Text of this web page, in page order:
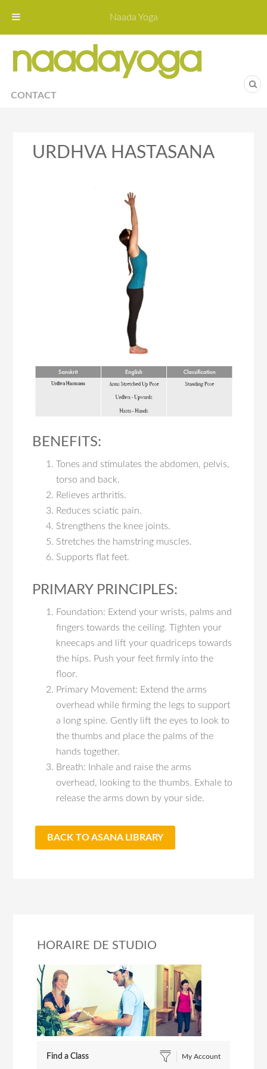
CONTACT
URDHVA HASTASANA
BENEFITS:
Tones and stimulates the abdomen, pelvis,
torso and back.
Relieves arthritis.
Reduces sciatic pain.
Strengthens the knee joints.
Stretches the hamstring muscles.
Supports flat feet.
PRIMARY PRINCIPLES:
Foundation: Extend your wrists, palms and
fingers towards the ceiling. Tighten your
kneecaps and lift your quadriceps towards
the hips. Push your feet firmly into the
floor.
Primary Movement: Extend the arms
overhead while firming the legs to support
a long spine. Gently lift the eyes to look to
the thumbs and place the palms of the
hands together.
Breath: Inhale and raise the arms
overhead, looking to the thumbs. Exhale to
release the arms down by your side.
BACK TO ASANA LIBRARY
HORAIRE DE STUDIO
Find a Class My Account
Naada Yoga